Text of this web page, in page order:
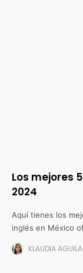
Los mejores
2024
Aquí tienes los
inglés en México
comunicación
KLAUDIA